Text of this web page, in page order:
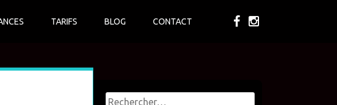
TARIFS BLOG CONTACT
Rechercher :